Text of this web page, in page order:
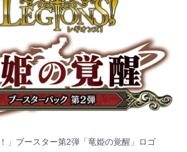
」ブースター第2弾「竜姫の覚醒」ロゴ